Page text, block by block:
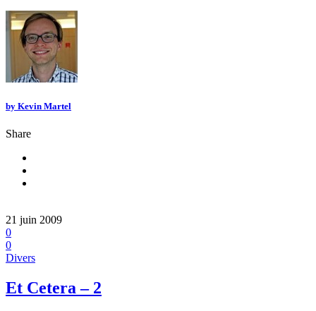
by Kevin Martel
Share
21 juin 2009
0
0
Divers
Et Cetera – 2